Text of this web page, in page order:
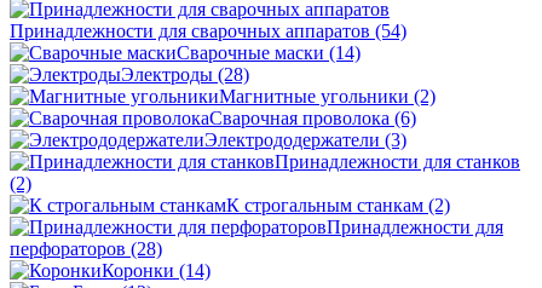
Принадлежности для сварочных аппаратов (54)
Сварочные маски (14)
Электроды (28)
Магнитные угольники (2)
Сварочная проволока (6)
Электрододержатели (3)
Принадлежности для станков
(2)
К строгальным станкам (2)
Принадлежности для
перфораторов (28)
Коронки (14)